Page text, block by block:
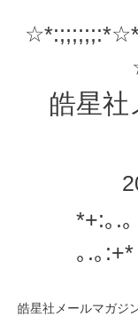
皓星
*+:｡
｡.｡
皓星社メールマガジ